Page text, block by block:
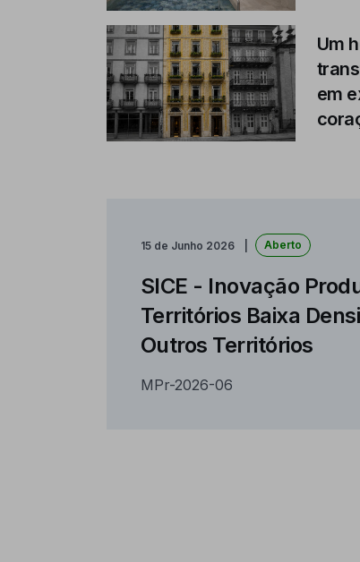
Um
em
15 de Junho 2026 Aberto
SICE - Inovação
Territórios Baixa
Outros Territórios
MPr-2026-06